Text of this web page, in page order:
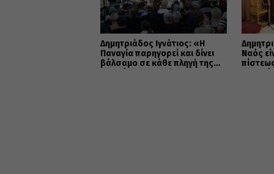
Δημητριάδος Ιγνάτιος: «Η
Παναγία παρηγορεί και δίνει
βάλσαμο σε κάθε πληγή της
Ναός